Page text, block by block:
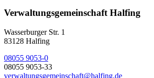
Verwaltungsgemeinschaft Halfing
Wasserburger Str. 1
83128 Halfing
08055 9053-0
08055 9053-33
verwaltungsgemeinschaft@halfing.de